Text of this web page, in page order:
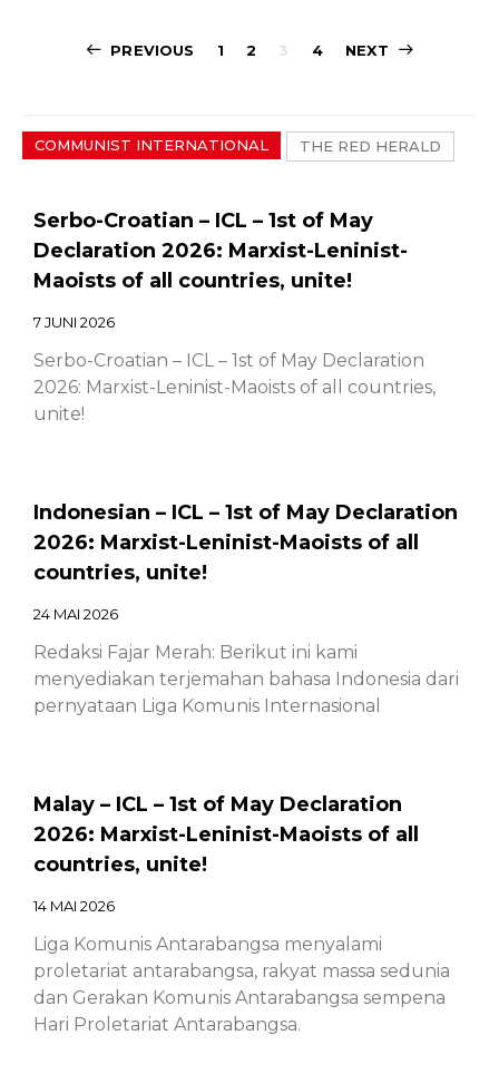
PREVIOUS 1 2 3 4 NEXT
COMMUNIST INTERNATIONAL THE RED HERALD
Serbo-Croatian – ICL – 1st of May
Declaration 2026: Marxist-Leninist-
Maoists of all countries, unite!
7 JUNI 2026
Serbo-Croatian – ICL – 1st of May Declaration
2026: Marxist-Leninist-Maoists of all countries,
unite!
Indonesian – ICL – 1st of May Declaration
2026: Marxist-Leninist-Maoists of all
countries, unite!
24 MAI 2026
Redaksi Fajar Merah: Berikut ini kami
menyediakan terjemahan bahasa Indonesia dari
pernyataan Liga Komunis Internasional
Malay – ICL – 1st of May Declaration
2026: Marxist-Leninist-Maoists of all
countries, unite!
14 MAI 2026
Liga Komunis Antarabangsa menyalami
proletariat antarabangsa, rakyat massa sedunia
dan Gerakan Komunis Antarabangsa sempena
Hari Proletariat Antarabangsa.